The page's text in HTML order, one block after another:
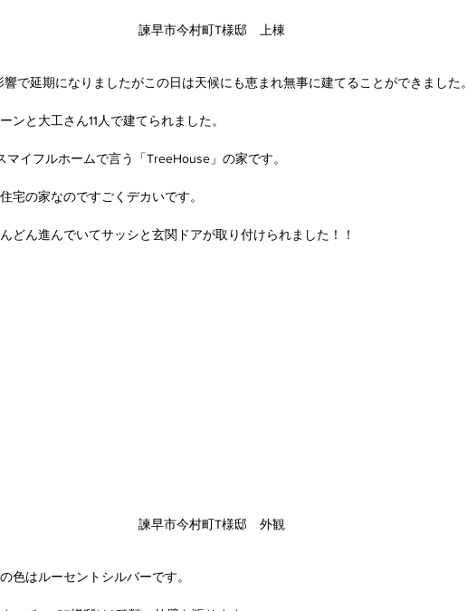
諫早市今村町T様邸　上棟
響で延期になりましたがこの日は天候にも恵まれ無事に建てることができました。
ンと大工さん11人で建てられました。
マイフルホームで言う「TreeHouse」の家です。
宅の家なのですごくデカいです。
どん進んでいてサッシと玄関ドアが取り付けられました！！
諫早市今村町T様邸　外観
色はルーセントシルバーです。